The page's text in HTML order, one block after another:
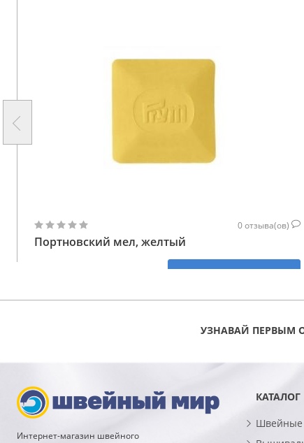
0отзыва(ов)
Портновский мел, желтый
УЗНАВАЙ ПЕРВЫМ
Интернет-магазин швейного
КАТАЛОГ